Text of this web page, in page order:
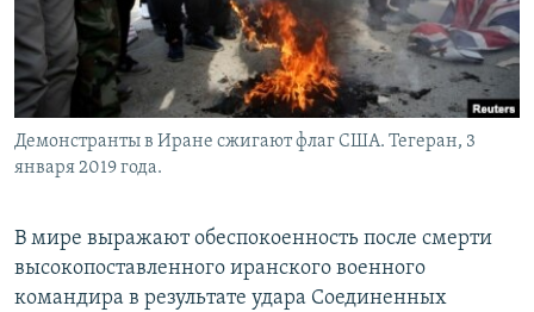
Демонстранты в Иране сжигают флаг США. Тегеран, 3
января 2019 года.
В мире выражают обеспокоенность после смерти
высокопоставленного иранского военного
командира в результате удара Соединенных